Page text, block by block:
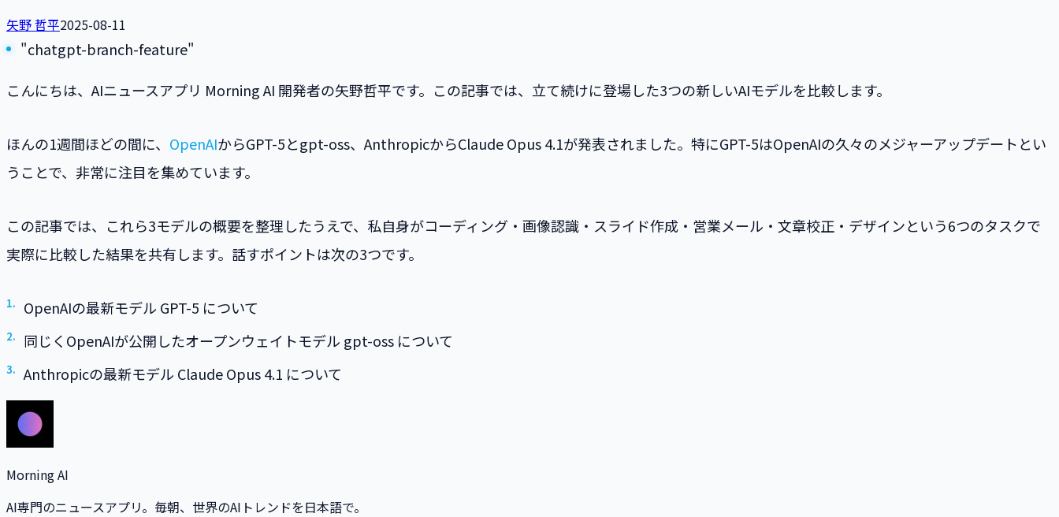
矢野 哲平2025-08-11
"chatgpt-branch-feature"
こんにちは、AIニュースアプリ Morning AI 開発者の矢野哲平です。この記事では、立て続けに登場した3つの新しいAIモデルを比較します。
ほんの1週間ほどの間に、 OpenAIからGPT-5とgpt-oss、AnthropicからClaude Opus 4.1が発表されました。特にGPT-5はOpenAIの久々のメジャーアップデートとい
うことで、非常に注目を集めています。
この記事では、これら3モデルの概要を整理したうえで、私自身がコーディング・画像認識・スライド作成・営業メール・文章校正・デザインという6つのタスクで
実際に比較した結果を共有します。話すポイントは次の3つです。
OpenAIの最新モデル GPT-5 について
同じくOpenAIが公開したオープンウェイトモデル gpt-oss について
Anthropicの最新モデル Claude Opus 4.1 について
Morning AI
AI専門のニュースアプリ。毎朝、世界のAIトレンドを日本語で。